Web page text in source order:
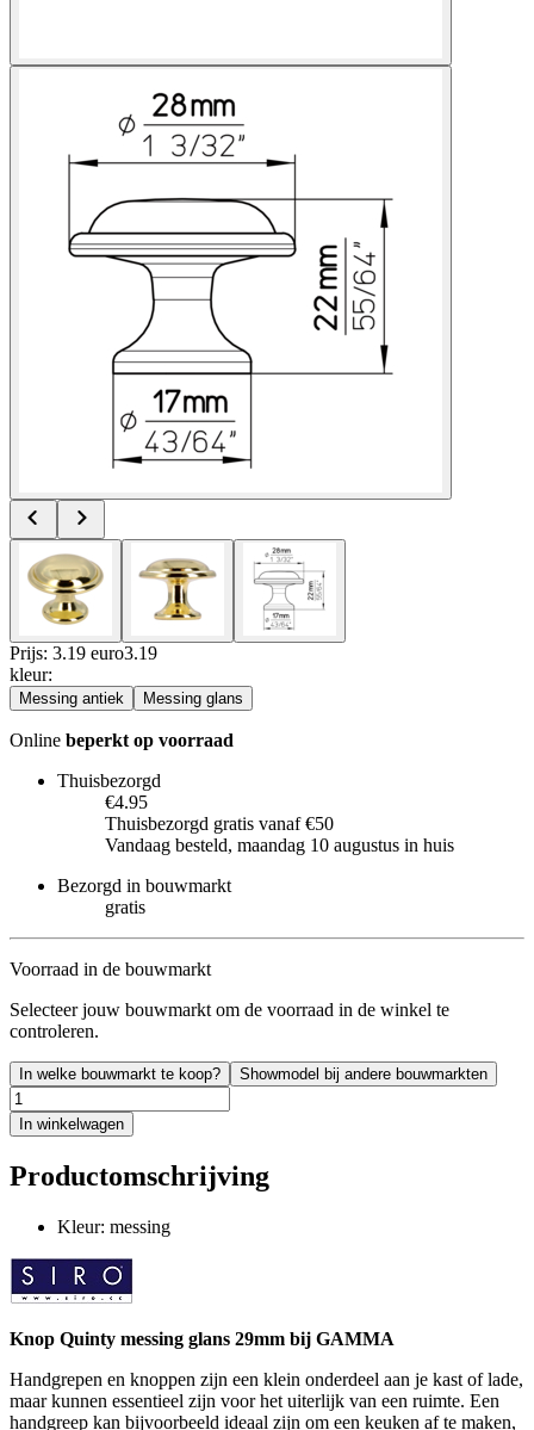
Prijs: 3.19 euro3.19
kleur:
Messing antiek Messing glans
Online beperkt op voorraad
Thuisbezorgd
€4.95
Thuisbezorgd gratis vanaf €50
Vandaag besteld, maandag 10 augustus in huis
Bezorgd in bouwmarkt
gratis
Voorraad in de bouwmarkt
Selecteer jouw bouwmarkt om de voorraad in de winkel te
controleren.
In welke bouwmarkt te koop? Showmodel bij andere bouwmarkten
In winkelwagen
Productomschrijving
Kleur: messing
Knop Quinty messing glans 29mm bij GAMMA
Handgrepen en knoppen zijn een klein onderdeel aan je kast of lade,
maar kunnen essentieel zijn voor het uiterlijk van een ruimte. Een
handgreep kan bijvoorbeeld ideaal zijn om een keuken af te maken,